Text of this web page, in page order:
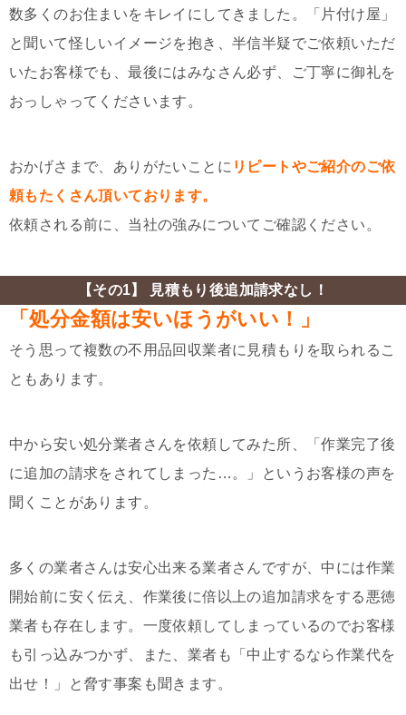
数多くのお住まいをキレイにしてきました。「片付け屋」
と聞いて怪しいイメージを抱き、半信半疑でご依頼いただ
いたお客様でも、最後にはみなさん必ず、ご丁寧に御礼を
おっしゃってくださいます。
おかげさまで、ありがたいことに リピートやご紹介のご依
頼もたくさん頂いております。
依頼される前に、当社の強みについてご確認ください。
【その1】 見積もり後追加請求なし！
「処分金額は安いほうがいい！」
そう思って複数の不用品回収業者に見積もりを取られるこ
ともあります。
中から安い処分業者さんを依頼してみた所、「作業完了後
に追加の請求をされてしまった…。」というお客様の声を
聞くことがあります。
多くの業者さんは安心出来る業者さんですが、中には作業
開始前に安く伝え、作業後に倍以上の追加請求をする悪徳
業者も存在します。一度依頼してしまっているのでお客様
も引っ込みつかず、また、業者も「中止するなら作業代を
出せ！」と脅す事案も聞きます。